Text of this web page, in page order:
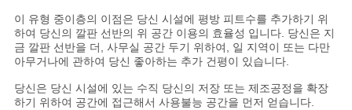
이 유형 중이층의 이점은 당신 시설에 평방 피트수를 추가하기 위
하여 당신의 깔판 선반의 위 공간 이용의 효율성 입니다. 당신은 지
금 깔판 선반을 더, 사무실 공간 두기 위하여, 일 지역이 또는 다만
아무거나에 관하여 당신 좋아하는 추가 건평이 있습니다.
당신은 당신 시설에 있는 수직 당신의 저장 또는 제조공정을 확장
하기 위하여 공간에 접근해서 사용불능 공간을 먼저 얻습니다.